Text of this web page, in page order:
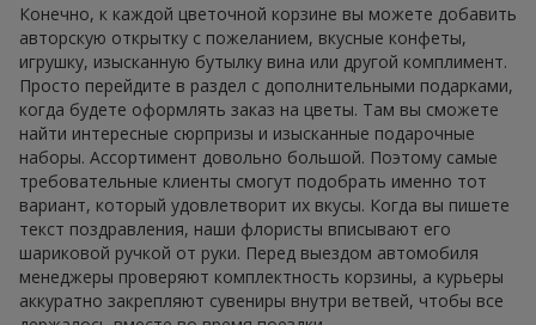
Конечно, к каждой цветочной корзине вы можете добавить
авторскую открытку с пожеланием, вкусные конфеты,
игрушку, изысканную бутылку вина или другой комплимент.
Просто перейдите в раздел с дополнительными подарками,
когда будете оформлять заказ на цветы. Там вы сможете
найти интересные сюрпризы и изысканные подарочные
наборы. Ассортимент довольно большой. Поэтому самые
требовательные клиенты смогут подобрать именно тот
вариант, который удовлетворит их вкусы. Когда вы пишете
текст поздравления, наши флористы вписывают его
шариковой ручкой от руки. Перед выездом автомобиля
менеджеры проверяют комплектность корзины, а курьеры
аккуратно закрепляют сувениры внутри ветвей, чтобы все